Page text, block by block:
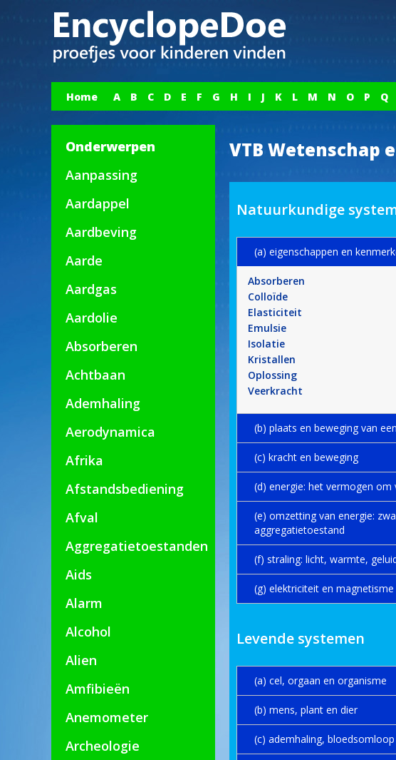
Home A B C D E F G H I J K L M N O P Q
Onderwerpen
Aanpassing
Aardappel
Aardbeving
Aarde
Aardgas
Aardolie
Absorberen
Achtbaan
Ademhaling
Aerodynamica
Afrika
Afstandsbediening
Afval
Aggregatietoestanden
Aids
Alarm
Alcohol
Alien
Amfibieën
Anemometer
Archeologie
VTB Wetenschap
Natuurkundige
(a) eigenschappen en
Absorberen
Colloïde
Elasticiteit
Emulsie
Isolatie
Kristallen
Oplossing
Veerkracht
(b) plaats en beweging van
(c) kracht en beweging
(d) energie: het vermogen
(e) omzetting van energie:
aggregatietoestand
(f) straling: licht, warmte,
(g) elektriciteit en magnetisme
Levende systemen
(a) cel, orgaan en organisme
(b) mens, plant en dier
(c) ademhaling,